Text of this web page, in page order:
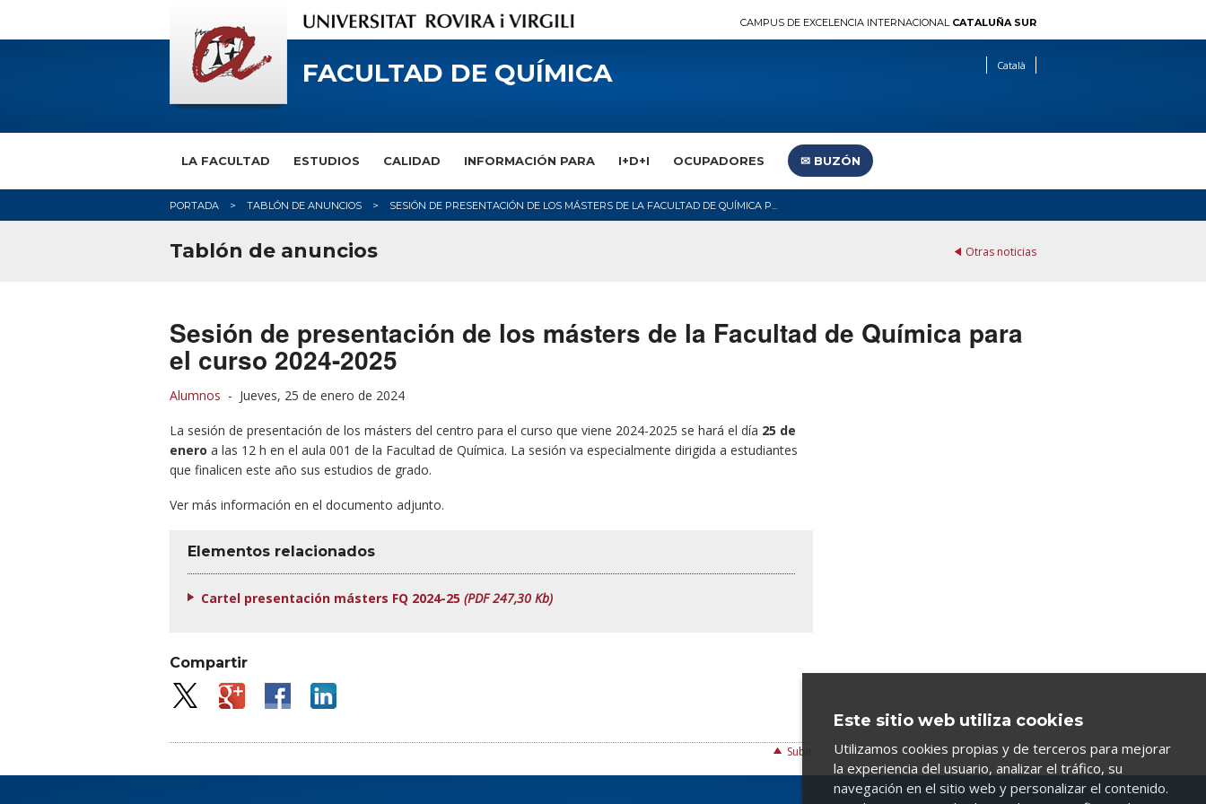
CAMPUS DE EXCELENCIA INTERNACIONAL CATALUÑA SUR
FACULTAD DE QUÍMICA Català
LA FACULTAD ESTUDIOS CALIDAD INFORMACIÓN PARA I+D+I OCUPADORES ✉︎ BUZÓN
PORTADA TABLÓN DE ANUNCIOS SESIÓN DE PRESENTACIÓN DE LOS MÁSTERS DE LA FACULTAD DE QUÍMICA P...
Otras noticias
Tablón de anuncios
Sesión de presentación de los másters de la Facultad de Química para
el curso 2024-2025
Alumnos - Jueves, 25 de enero de 2024
La sesión de presentación de los másters del centro para el curso que viene 2024-2025 se hará el día 25 de
enero a las 12 h en el aula 001 de la Facultad de Química. La sesión va especialmente dirigida a estudiantes
que finalicen este año sus estudios de grado.
Ver más información en el documento adjunto.
Elementos relacionados
Cartel presentación másters FQ 2024-25 (PDF 247,30 Kb)
Compartir
Subir
Este sitio web utiliza cookies
Utilizamos cookies propias y de terceros para mejorar
la experiencia del usuario, analizar el tráfico, su
navegación en el sitio web y personalizar el contenido.